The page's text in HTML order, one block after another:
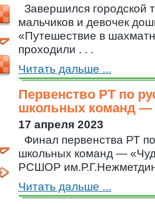
Завершился городской
мальчиков и девочек
«Путешествие в
проходили . . .
Читать дальше ...
Первенство РТ по
школьных команд —
17 апреля 2023
Финал первенства РТ
школьных команд —
РСШОР
Читать дальше ...